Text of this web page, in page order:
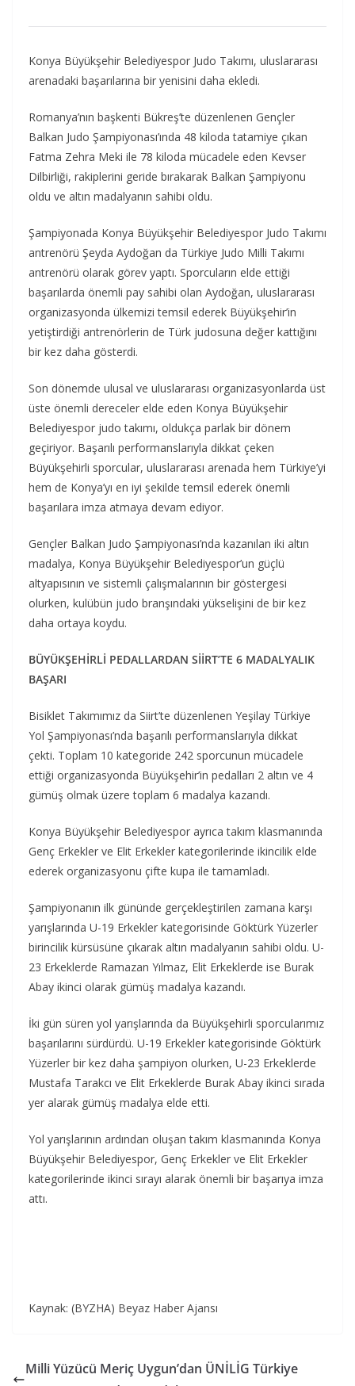
Konya Büyükşehir Belediyespor Judo Takımı, uluslararası
arenadaki başarılarına bir yenisini daha ekledi.
Romanya’nın başkenti Bükreş’te düzenlenen Gençler
Balkan Judo Şampiyonası’ında 48 kiloda tatamiye çıkan
Fatma Zehra Meki ile 78 kiloda mücadele eden Kevser
Dilbirliği, rakiplerini geride bırakarak Balkan Şampiyonu
oldu ve altın madalyanın sahibi oldu.
Şampiyonada Konya Büyükşehir Belediyespor Judo Takımı
antrenörü Şeyda Aydoğan da Türkiye Judo Milli Takımı
antrenörü olarak görev yaptı. Sporcuların elde ettiği
başarılarda önemli pay sahibi olan Aydoğan, uluslararası
organizasyonda ülkemizi temsil ederek Büyükşehir’in
yetiştirdiği antrenörlerin de Türk judosuna değer kattığını
bir kez daha gösterdi.
Son dönemde ulusal ve uluslararası organizasyonlarda üst
üste önemli dereceler elde eden Konya Büyükşehir
Belediyespor judo takımı, oldukça parlak bir dönem
geçiriyor. Başarılı performanslarıyla dikkat çeken
Büyükşehirli sporcular, uluslararası arenada hem Türkiye’yi
hem de Konya’yı en iyi şekilde temsil ederek önemli
başarılara imza atmaya devam ediyor.
Gençler Balkan Judo Şampiyonası’nda kazanılan iki altın
madalya, Konya Büyükşehir Belediyespor’un güçlü
altyapısının ve sistemli çalışmalarının bir göstergesi
olurken, kulübün judo branşındaki yükselişini de bir kez
daha ortaya koydu.
BÜYÜKŞEHİRLİ PEDALLARDAN SİİRT’TE 6 MADALYALIK
BAŞARI
Bisiklet Takımımız da Siirt’te düzenlenen Yeşilay Türkiye
Yol Şampiyonası’nda başarılı performanslarıyla dikkat
çekti. Toplam 10 kategoride 242 sporcunun mücadele
ettiği organizasyonda Büyükşehir’in pedalları 2 altın ve 4
gümüş olmak üzere toplam 6 madalya kazandı.
Konya Büyükşehir Belediyespor ayrıca takım klasmanında
Genç Erkekler ve Elit Erkekler kategorilerinde ikincilik elde
ederek organizasyonu çifte kupa ile tamamladı.
Şampiyonanın ilk gününde gerçekleştirilen zamana karşı
yarışlarında U-19 Erkekler kategorisinde Göktürk Yüzerler
birincilik kürsüsüne çıkarak altın madalyanın sahibi oldu. U-
23 Erkeklerde Ramazan Yılmaz, Elit Erkeklerde ise Burak
Abay ikinci olarak gümüş madalya kazandı.
İki gün süren yol yarışlarında da Büyükşehirli sporcularımız
başarılarını sürdürdü. U-19 Erkekler kategorisinde Göktürk
Yüzerler bir kez daha şampiyon olurken, U-23 Erkeklerde
Mustafa Tarakcı ve Elit Erkeklerde Burak Abay ikinci sırada
yer alarak gümüş madalya elde etti.
Yol yarışlarının ardından oluşan takım klasmanında Konya
Büyükşehir Belediyespor, Genç Erkekler ve Elit Erkekler
kategorilerinde ikinci sırayı alarak önemli bir başarıya imza
attı.
Kaynak: (BYZHA) Beyaz Haber Ajansı
Milli Yüzücü Meriç Uygun’dan ÜNİLİG Türkiye